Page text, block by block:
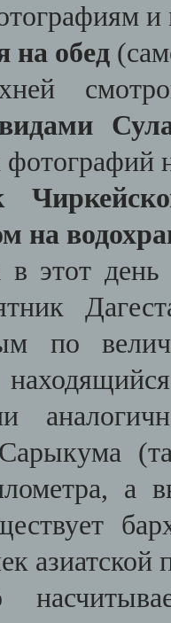
на обед
на
в этот
по
Сарыкума
а
азиатской